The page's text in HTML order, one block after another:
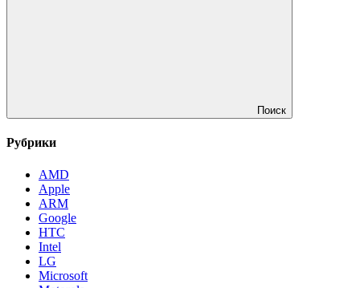
Поиск
Рубрики
AMD
Apple
ARM
Google
HTC
Intel
LG
Microsoft